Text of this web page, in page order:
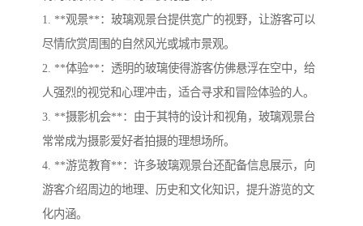
1. **观景**：玻璃观景台提供宽广的视野，让游客可以
尽情欣赏周围的自然风光或城市景观。
2. **体验**：透明的玻璃使得游客仿佛悬浮在空中，给
人强烈的视觉和心理冲击，适合寻求和冒险体验的人。
3. **摄影机会**：由于其特的设计和视角，玻璃观景台
常常成为摄影爱好者拍摄的理想场所。
4. **游览教育**：许多玻璃观景台还配备信息展示，向
游客介绍周边的地理、历史和文化知识，提升游览的文
化内涵。